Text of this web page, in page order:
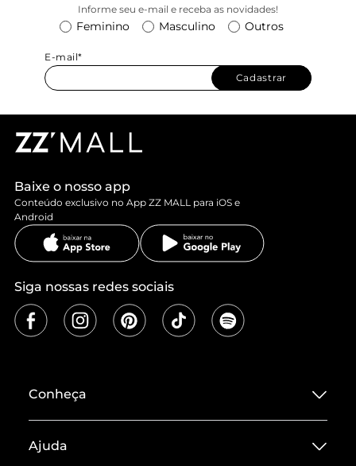
Informe seu e-mail e receba as novidades!
Feminino Masculino Outros
E-mail*
Cadastrar
Baixe o nosso app
Conteúdo exclusivo no App ZZ MALL para iOS e
Android
Siga nossas redes sociais
Conheça
Termos de Uso
Ajuda